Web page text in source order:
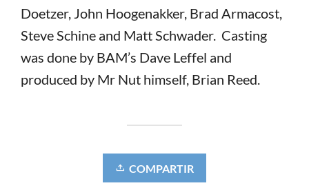
Doetzer, John Hoogenakker, Brad Armacost,
Steve Schine and Matt Schwader. Casting
was done by BAM’s Dave Leffel and
produced by Mr Nut himself, Brian Reed.
COMPARTIR